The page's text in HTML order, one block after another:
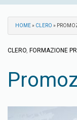
HOME» CLERO »
CLERO, FORMAZIONE